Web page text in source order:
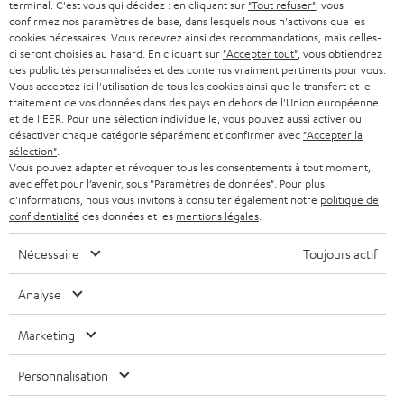
e
w
s
l
e
t
t
e
r
SMART HOME
BLUETOOTH
CASQUES AUDIO
CASQUES BLUETOOTH AUDIO
SYSTEMES COMPLETS
ENCEINTES
ÉCOUTEURS INTRA-AURICULAIRES
FANSHOP
NOUVEAUTÉS
B2B
BLOG
NEWSLETTER
MAGASINS
AVANTAGES D’ACHAT
L’HISTOIRE DE TEUFEL
MANAGEMENT
DEVELOPPEMENT DURABLE
VALEURS
ACCESSIBILITÉ
AUTRICHE
SUISSE
PAYS-BAS
BELGIQUE
FRANCE
ESPAGNE
Sous réserve de modifications techniques, de fautes de frappe et d’autres
livraison. D’éventuels frais d’élimination des batteries sont inclus dans le prix.
terminal. C'est vous qui décidez : en cliquant sur "Tout refuser" , vous
confirmez nos paramètres de base, dans lesquels nous n'activons que les
cookies nécessaires. Vous recevrez ainsi des recommandations, mais celles-
ci seront choisies au hasard. En cliquant sur "Accepter tout" , vous obtiendrez
des publicités personnalisées et des contenus vraiment pertinents pour vous.
Vous acceptez ici l'utilisation de tous les cookies ainsi que le transfert et le
traitement de vos données dans des pays en dehors de l'Union européenne
et de l'EER. Pour une sélection individuelle, vous pouvez aussi activer ou
désactiver chaque catégorie séparément et confirmer avec "Accepter la
sélection"
Vous pouvez adapter et révoquer tous les consentements à tout moment,
avec effet pour l’avenir, sous "Paramètres de données". Pour plus
d'informations, nous vous invitons à consulter également notre politique de
confidentialité des données et les mentions légales
Nécessaire Toujours actif
Analyse
Marketing
Personnalisation